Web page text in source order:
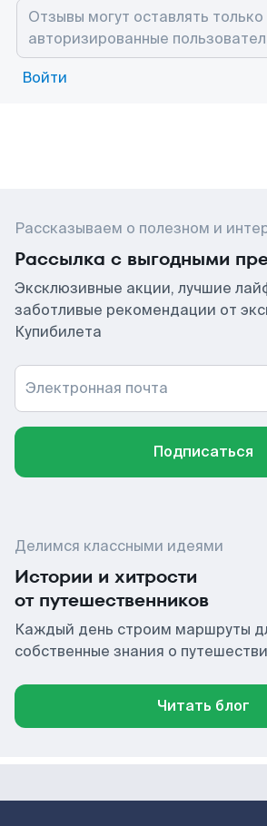
Войти
Рассказываем о полезном и
Рассылка с выгодными
Эксклюзивные акции, лучшие
заботливые рекомендации от
Купибилета
Электронная почта
Подписаться
Делимся классными идеями
Истории и хитрости
от путешественников
Каждый день строим маршруты
собственные знания о
Читать блог